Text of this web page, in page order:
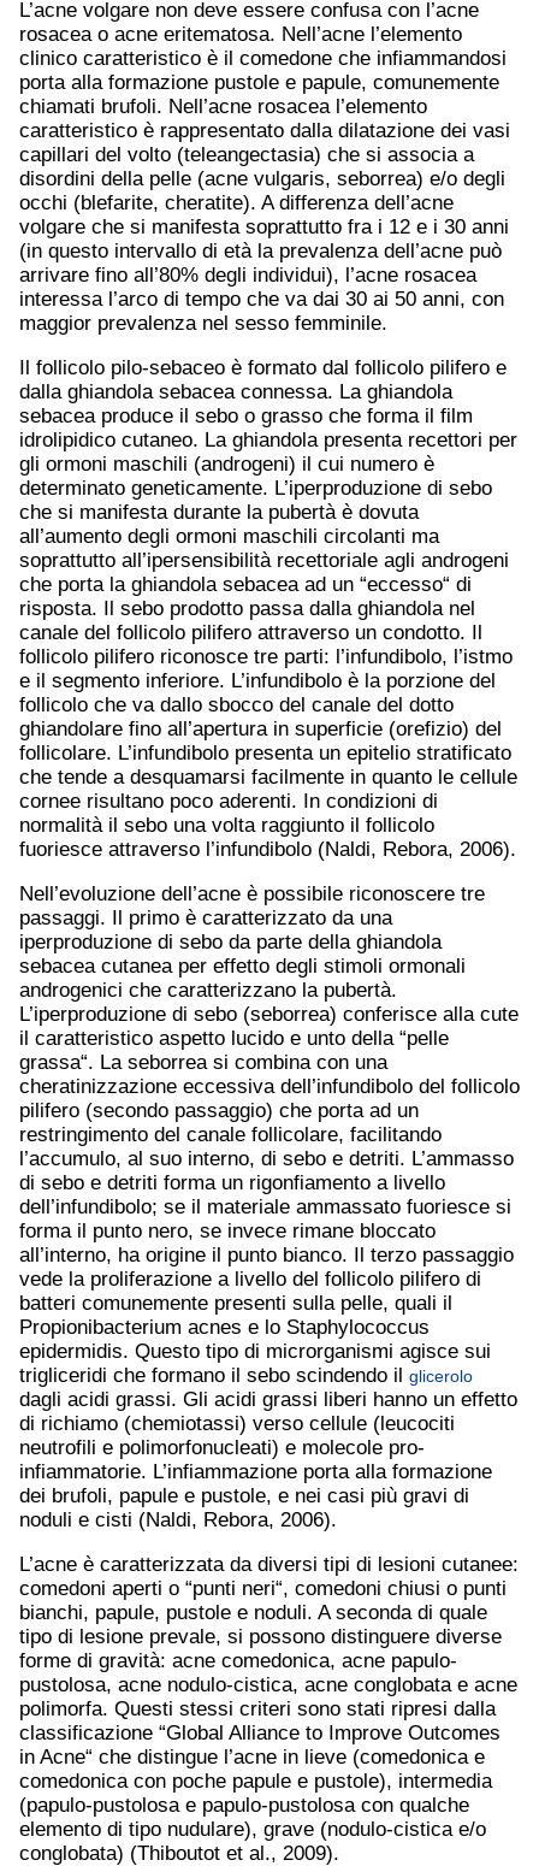
L’acne volgare non deve essere confusa con l’acne
rosacea o acne eritematosa. Nell’acne l’elemento
clinico caratteristico è il comedone che infiammandosi
porta alla formazione pustole e papule, comunemente
chiamati brufoli. Nell’acne rosacea l’elemento
caratteristico è rappresentato dalla dilatazione dei vasi
capillari del volto (teleangectasia) che si associa a
disordini della pelle (acne vulgaris, seborrea) e/o degli
occhi (blefarite, cheratite). A differenza dell’acne
volgare che si manifesta soprattutto fra i 12 e i 30 anni
(in questo intervallo di età la prevalenza dell’acne può
arrivare fino all’80% degli individui), l’acne rosacea
interessa l’arco di tempo che va dai 30 ai 50 anni, con
maggior prevalenza nel sesso femminile.
Il follicolo pilo-sebaceo è formato dal follicolo pilifero e
dalla ghiandola sebacea connessa. La ghiandola
sebacea produce il sebo o grasso che forma il film
idrolipidico cutaneo. La ghiandola presenta recettori per
gli ormoni maschili (androgeni) il cui numero è
determinato geneticamente. L’iperproduzione di sebo
che si manifesta durante la pubertà è dovuta
all’aumento degli ormoni maschili circolanti ma
soprattutto all’ipersensibilità recettoriale agli androgeni
che porta la ghiandola sebacea ad un “eccesso“ di
risposta. Il sebo prodotto passa dalla ghiandola nel
canale del follicolo pilifero attraverso un condotto. Il
follicolo pilifero riconosce tre parti: l’infundibolo, l’istmo
e il segmento inferiore. L’infundibolo è la porzione del
follicolo che va dallo sbocco del canale del dotto
ghiandolare fino all’apertura in superficie (orefizio) del
follicolare. L’infundibolo presenta un epitelio stratificato
che tende a desquamarsi facilmente in quanto le cellule
cornee risultano poco aderenti. In condizioni di
normalità il sebo una volta raggiunto il follicolo
fuoriesce attraverso l’infundibolo (Naldi, Rebora, 2006).
Nell’evoluzione dell’acne è possibile riconoscere tre
passaggi. Il primo è caratterizzato da una
iperproduzione di sebo da parte della ghiandola
sebacea cutanea per effetto degli stimoli ormonali
androgenici che caratterizzano la pubertà.
L’iperproduzione di sebo (seborrea) conferisce alla cute
il caratteristico aspetto lucido e unto della “pelle
grassa“. La seborrea si combina con una
cheratinizzazione eccessiva dell’infundibolo del follicolo
pilifero (secondo passaggio) che porta ad un
restringimento del canale follicolare, facilitando
l’accumulo, al suo interno, di sebo e detriti. L’ammasso
di sebo e detriti forma un rigonfiamento a livello
dell’infundibolo; se il materiale ammassato fuoriesce si
forma il punto nero, se invece rimane bloccato
all’interno, ha origine il punto bianco. Il terzo passaggio
vede la proliferazione a livello del follicolo pilifero di
batteri comunemente presenti sulla pelle, quali il
Propionibacterium acnes e lo Staphylococcus
epidermidis. Questo tipo di microrganismi agisce sui
trigliceridi che formano il sebo scindendo il glicerolo
dagli acidi grassi. Gli acidi grassi liberi hanno un effetto
di richiamo (chemiotassi) verso cellule (leucociti
neutrofili e polimorfonucleati) e molecole pro-
infiammatorie. L’infiammazione porta alla formazione
dei brufoli, papule e pustole, e nei casi più gravi di
noduli e cisti (Naldi, Rebora, 2006).
L’acne è caratterizzata da diversi tipi di lesioni cutanee:
comedoni aperti o “punti neri“, comedoni chiusi o punti
bianchi, papule, pustole e noduli. A seconda di quale
tipo di lesione prevale, si possono distinguere diverse
forme di gravità: acne comedonica, acne papulo-
pustolosa, acne nodulo-cistica, acne conglobata e acne
polimorfa. Questi stessi criteri sono stati ripresi dalla
classificazione “Global Alliance to Improve Outcomes
in Acne“ che distingue l’acne in lieve (comedonica e
comedonica con poche papule e pustole), intermedia
(papulo-pustolosa e papulo-pustolosa con qualche
elemento di tipo nudulare), grave (nodulo-cistica e/o
conglobata) (Thiboutot et al., 2009).